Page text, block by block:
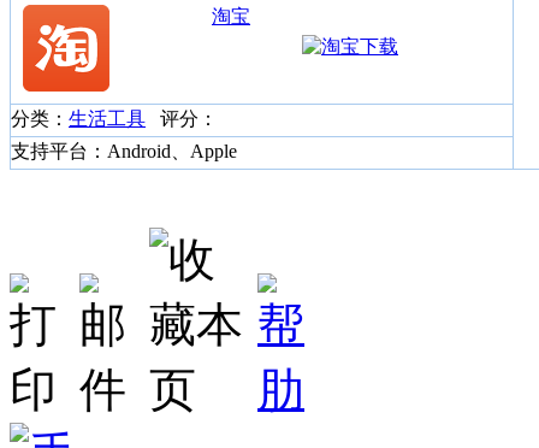
淘宝
分类： 生活工具 评分：
支持平台：Android、Apple